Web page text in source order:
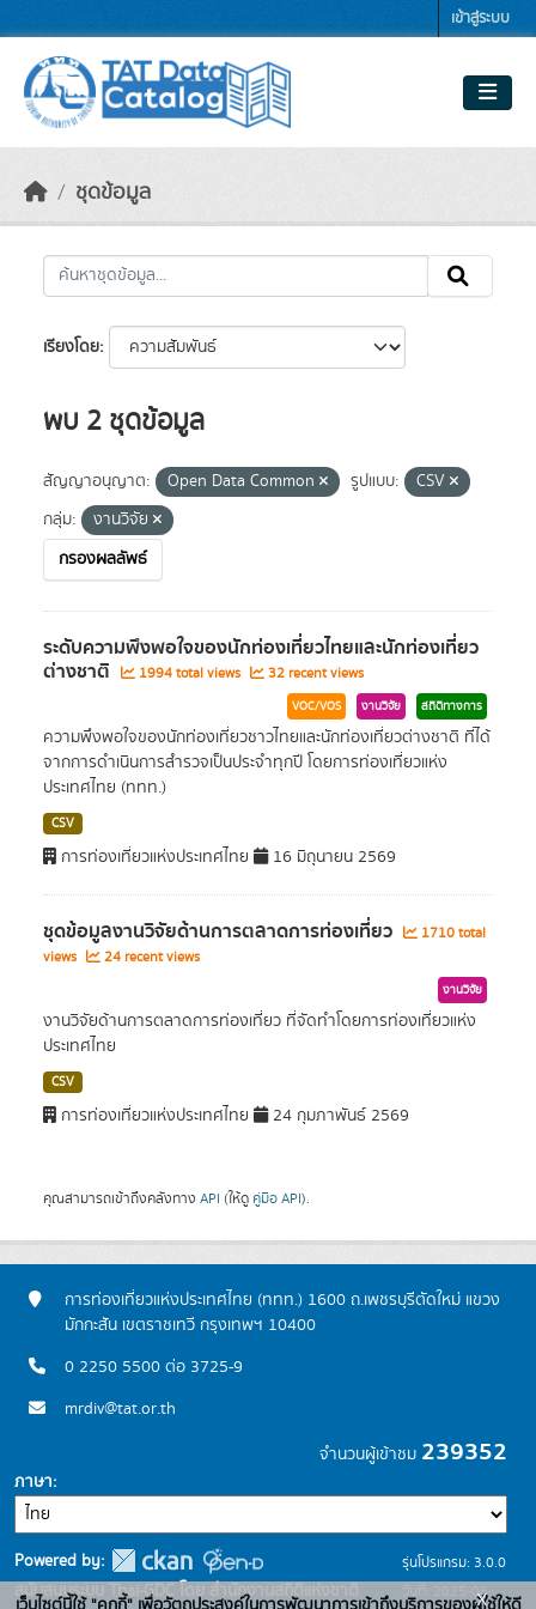
เข้าสู่ระบบ
ชุดข้อมูล
เรียงโดย
พบ 2 ชุดข้อมูล
สัญญาอนุญาต: Open Data Common รูปแบบ:
CSV
กลุ่ม:
งานวิจัย
กรองผลลัพธ์
ระดับความพึงพอใจของนักท่องเที่ยวไทยและนักท่องเที่ยว
ต่างชาติ 1994 total views 32 recent views
VOC/VOS งานวิจัย สถิติทางการ
ความพึงพอใจของนักท่องเที่ยวชาวไทยและนักท่องเที่ยวต่างชาติ ที่ได้
จากการดำเนินการสำรวจเป็นประจำทุกปี โดยการท่องเที่ยวแห่ง
ประเทศไทย (ททท.)
CSV
การท่องเที่ยวแห่งประเทศไทย 16 มิถุนายน 2569
ชุดข้อมูลงานวิจัยด้านการตลาดการท่องเที่ยว
1710 total
views
24 recent views
งานวิจัย
งานวิจัยด้านการตลาดการท่องเที่ยว ที่จัดทำโดยการท่องเที่ยวแห่ง
ประเทศไทย
CSV
การท่องเที่ยวแห่งประเทศไทย 24 กุมภาพันธ์ 2569
คุณสามารถเข้าถึงคลังทาง API (ให้ดู คู่มือ API).
การท่องเที่ยวแห่งประเทศไทย (ททท.) 1600 ถ.เพชรบุรีตัดใหม่ แขวง
มักกะสัน เขตราชเทวี กรุงเทพฯ 10400
0 2250 5500 ต่อ 3725-9
mrdiv@tat.or.th
จำนวนผู้เข้าชม 239352
ภาษา
Powered by:
สนับสนุนระบบ Thai-GDC โดย สำนักงานสถิติแห่งชาติ
รุ่นโปรแกรม: 3.0.0
วันที่: 2025-06-
x